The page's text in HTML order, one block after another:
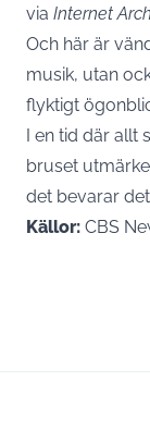
via Internet
Och här är
musik, utan
flyktigt
I en tid där allt
bruset
det bevarar
Källor: CBS